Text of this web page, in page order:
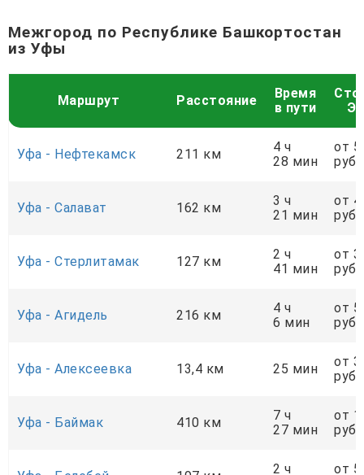
Межгород по Республике Башкортостан
из Уфы
Маршрут Расстояние
Время
в пути
Уфа - Нефтекамск 211 км
4 ч
28 мин
от
руб.
Уфа - Салават 162 км
3 ч
21 мин
от
руб.
Уфа - Стерлитамак 127 км
2 ч
41 мин
от
руб.
Уфа - Агидель 216 км
4 ч
6 мин
от
руб.
Уфа - Алексеевка 13,4 км 25 мин
от
руб.
Уфа - Баймак 410 км
7 ч
27 мин
от
руб.
2 ч от